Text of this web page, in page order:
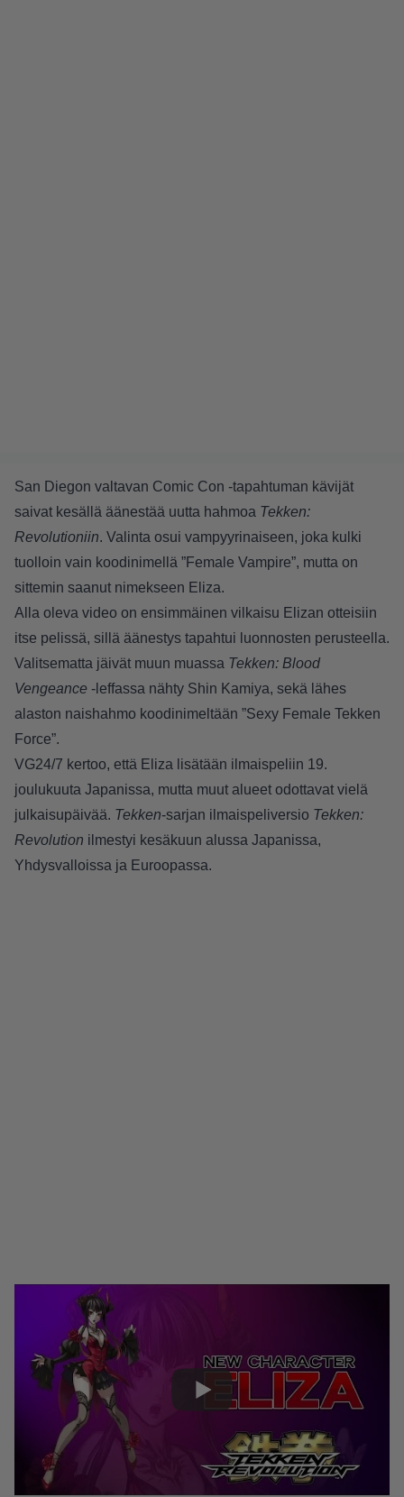
San Diegon valtavan Comic Con -tapahtuman kävijät
saivat kesällä äänestää uutta hahmoa Tekken:
Revolutioniin. Valinta osui vampyyrinaiseen, joka kulki
tuolloin vain koodinimellä ”Female Vampire”, mutta on
sittemin saanut nimekseen Eliza.
Alla oleva video on ensimmäinen vilkaisu Elizan otteisiin
itse pelissä, sillä äänestys tapahtui luonnosten perusteella.
Valitsematta jäivät muun muassa Tekken: Blood
Vengeance -leffassa nähty Shin Kamiya, sekä lähes
alaston naishahmo koodinimeltään ”Sexy Female Tekken
Force”.
VG24/7 kertoo, että Eliza lisätään ilmaispeliin 19.
joulukuuta Japanissa, mutta muut alueet odottavat vielä
julkaisupäivää. Tekken-sarjan ilmaispeliversio Tekken:
Revolution ilmestyi kesäkuun alussa Japanissa,
Yhdysvalloissa ja Euroopassa.